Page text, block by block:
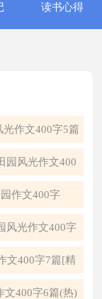
读书心得
光作文400字5篇
园风光作文400
三篇
作文400字
风光作文400字
精选」
文400字7篇[精
选]
文400字6篇(热)